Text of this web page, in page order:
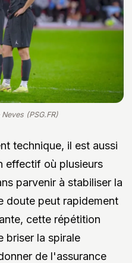
(PSG.FR)
technique, il est aussi
effectif où plusieurs
parvenir à stabiliser la
doute peut rapidement
cette répétition
briser la spirale
de l'assurance